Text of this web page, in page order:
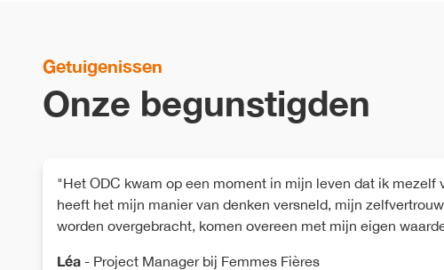
Getuigenissen
Onze begunstigden
"Het ODC kwam op een moment in mijn leven dat ik
heeft het mijn manier van denken versneld, mijn
worden overgebracht, komen overeen met mijn eigen
Léa - Project Manager bij Femmes Fières